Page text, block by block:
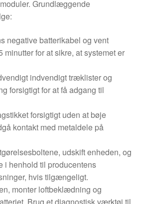
Grundlæggende
negative batterikabel og vent
minutter for at sikre, at systemet er
indvendigt træklister og
forsigtigt for at få adgang til
forsigtigt uden at bøje
kontakt med metaldele på
udskift enheden, og
i henhold til producentens
hvis tilgængeligt.
monter loftbeklædning og
Brug et diagnostisk værktøj til